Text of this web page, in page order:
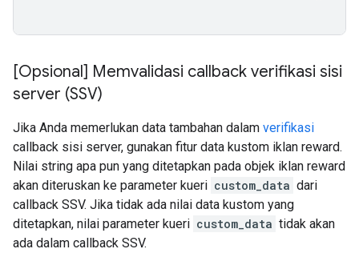
[Opsional] Memvalidasi callback verifikasi sisi
server (SSV)
Jika Anda memerlukan data tambahan dalam verifikasi
callback sisi server, gunakan fitur data kustom iklan reward.
Nilai string apa pun yang ditetapkan pada objek iklan reward
akan diteruskan ke parameter kueri custom_data dari
callback SSV. Jika tidak ada nilai data kustom yang
ditetapkan, nilai parameter kueri custom_data tidak akan
ada dalam callback SSV.